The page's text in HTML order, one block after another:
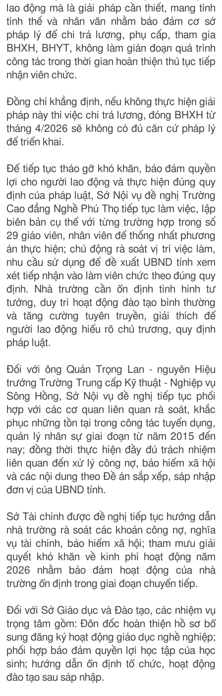
lao động mà là giải pháp cần thiết, mang tính
tình thế và nhân văn nhằm bảo đảm cơ sở
pháp lý để chi trả lương, phụ cấp, tham gia
BHXH, BHYT, không làm gián đoạn quá trình
công tác trong thời gian hoàn thiện thủ tục tiếp
nhận viên chức.
Đồng chí khẳng định, nếu không thực hiện giải
pháp này thì việc chi trả lương, đóng BHXH từ
tháng 4/2026 sẽ không có đủ căn cứ pháp lý
để triển khai.
Để tiếp tục tháo gỡ khó khăn, bảo đảm quyền
lợi cho người lao động và thực hiện đúng quy
định của pháp luật, Sở Nội vụ đề nghị Trường
Cao đẳng Nghề Phú Thọ tiếp tục làm việc, lập
biên bản cụ thể với từng trường hợp trong số
29 giáo viên, nhân viên để thống nhất phương
án thực hiện; chủ động rà soát vị trí việc làm,
nhu cầu sử dụng để đề xuất UBND tỉnh xem
xét tiếp nhận vào làm viên chức theo đúng quy
định. Nhà trường cần ổn định tình hình tư
tưởng, duy trì hoạt động đào tạo bình thường
và tăng cường tuyên truyền, giải thích để
người lao động hiểu rõ chủ trương, quy định
pháp luật.
Đối với ông Quản Trọng Lan - nguyên Hiệu
trưởng Trường Trung cấp Kỹ thuật - Nghiệp vụ
Sông Hồng, Sở Nội vụ đề nghị tiếp tục phối
hợp với các cơ quan liên quan rà soát, khắc
phục những tồn tại trong công tác tuyển dụng,
quản lý nhân sự giai đoạn từ năm 2015 đến
nay; đồng thời thực hiện đầy đủ trách nhiệm
liên quan đến xử lý công nợ, bảo hiểm xã hội
và các nội dung theo Đề án sắp xếp, sáp nhập
đơn vị của UBND tỉnh.
Sở Tài chính được đề nghị tiếp tục hướng dẫn
nhà trường rà soát các khoản công nợ, nghĩa
vụ tài chính, bảo hiểm xã hội; tham mưu giải
quyết khó khăn về kinh phí hoạt động năm
2026 nhằm bảo đảm hoạt động của nhà
trường ổn định trong giai đoạn chuyển tiếp.
Đối với Sở Giáo dục và Đào tạo, các nhiệm vụ
trọng tâm gồm: Đôn đốc hoàn thiện hồ sơ bổ
sung đăng ký hoạt động giáo dục nghề nghiệp;
phối hợp bảo đảm quyền lợi học tập của học
sinh; hướng dẫn ổn định tổ chức, hoạt động
đào tạo sau sáp nhập.